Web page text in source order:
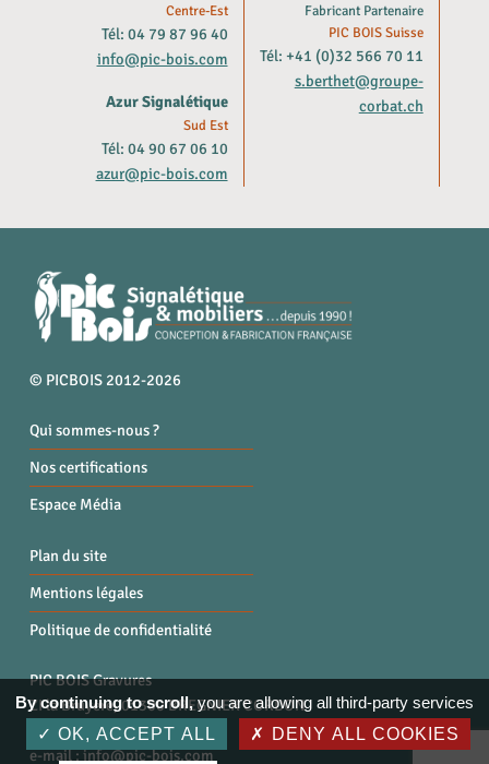
Centre-Est
Tél: 04 79 87 96 40
info@pic-bois.com
Azur Signalétique
Sud Est
Tél: 04 90 67 06 10
azur@pic-bois.com
Fabricant Partenaire
PIC BOIS Suisse
Tél: +41 (0)32 566 70 11
s.berthet@groupe-
corbat.ch
© PICBOIS 2012-2026
Qui sommes-nous ?
Nos certifications
Espace Média
Plan du site
Mentions légales
Politique de confidentialité
PIC BOIS Gravures
ZI la Bruyère, 01300 BREGNIER CORDON
Tél. : 04 79 87 96 40
e-mail :info@pic-bois.com
By continuing to scroll,you are allowing all third-party services
OK, ACCEPT ALL
DENY ALL COOKIES